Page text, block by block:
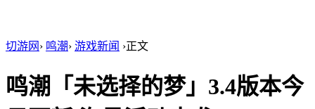
切游网 › 鸣潮› 游戏新闻 ›正文
鸣潮「未选择的梦」3.4版本今